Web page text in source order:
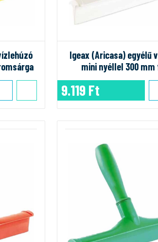
Igeax (Aricasa) egyélű
mini nyéllel 300 mm
9.119 Ft